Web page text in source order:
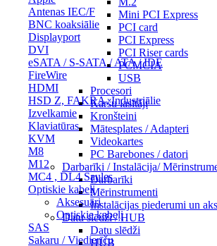
Antenas IEC/F
BNC koaksiālie
Displayport
DVI
eSATA / S-SATA / ATA / IDE
FireWire
HDMI
HSD Z, FAKRA, Industriālie
Izvelkamie
Klaviatūras
KVM
M8
M12
MC4 , DL4 Saules
Optiskie kabeļi
Aksesuāri
Optiskie kabeļi
SAS
Sakaru / Viedierīču
Mini PCI Express
PCI card
PCI Express
PCI Riser cards
PCMCIA
USB
Procesori
Karšu lasītāji
Kronšteini
Mātesplates / Adapteri
Videokartes
PC Barebones / datori
Darbarīki / Instalācija/
Darbarīki
Mērinstrumenti
Instalācijas piederumi un
Datu slēdži / HUB
Datu slēdži
HUB